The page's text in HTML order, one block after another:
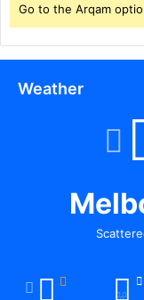
Go to the Arqam
Weather